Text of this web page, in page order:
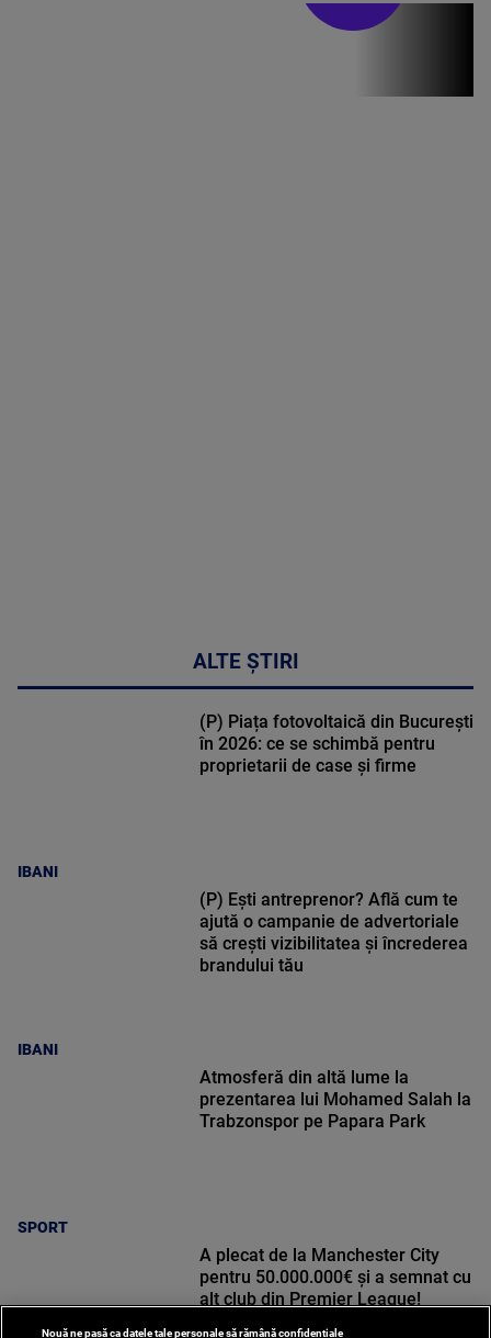
ALTE ȘTIRI
IBANI
(P) Piața fotovoltaică din București
în 2026: ce se schimbă pentru
proprietarii de case și firme
IBANI
(P) Ești antreprenor? Află cum te
ajută o campanie de advertoriale
să crești vizibilitatea și încrederea
brandului tău
SPORT
Atmosferă din altă lume la
prezentarea lui Mohamed Salah la
Trabzonspor pe Papara Park
A plecat de la Manchester City
pentru 50.000.000€ și a semnat cu
alt club din Premier League!
Nouă ne pasă ca datele tale personale să rămână confidențiale